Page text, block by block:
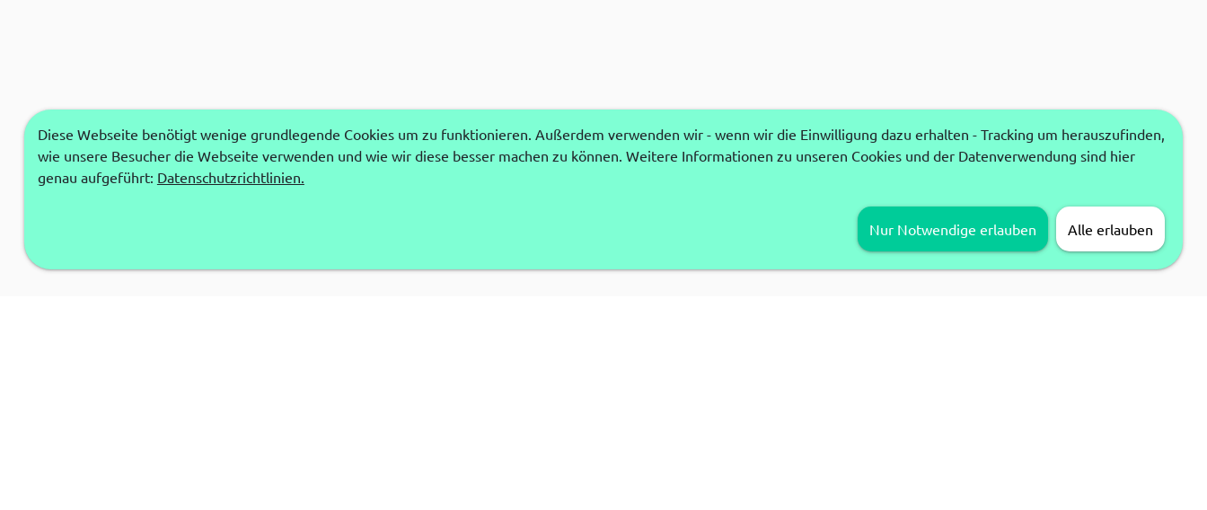
Diese Webseite benötigt wenige grundlegende Cookies um zu funktionieren. Außerdem verwenden wir - wenn wir die Einwilligung dazu erhalten - Tracking um herauszufinden,
wie unsere Besucher die Webseite verwenden und wie wir diese besser machen zu können. Weitere Informationen zu unseren Cookies und der Datenverwendung sind hier
genau aufgeführt: Datenschutzrichtlinien.
Nur Notwendige erlauben Alle erlauben